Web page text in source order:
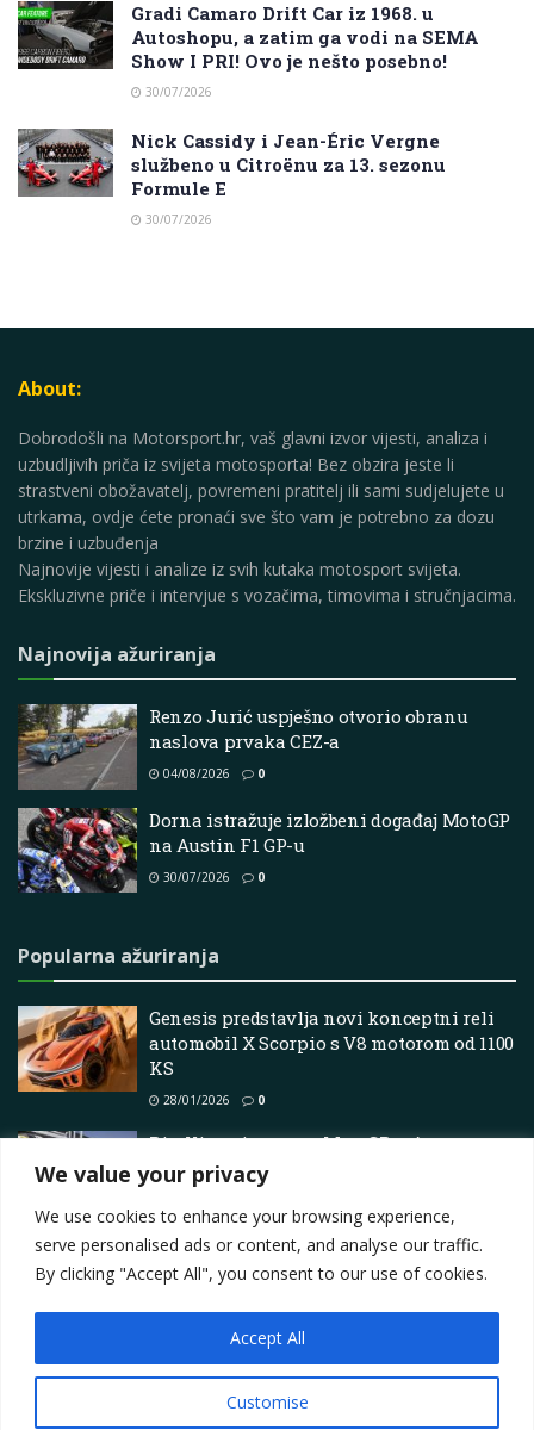
We value your privacy
We use cookies to enhance your browsing experience,
serve personalised ads or content, and analyse our traffic.
By clicking "Accept All", you consent to our use of cookies.
Customise
Accept All
Gradi Camaro Drift Car iz 1968. u
Autoshopu, a zatim ga vodi na SEMA
Show I PRI! Ovo je nešto posebno!
30/07/2026
Nick Cassidy i Jean-Éric Vergne
službeno u Citroënu za 13. sezonu
Formule E
30/07/2026
About:
Dobrodošli na Motorsport.hr, vaš glavni izvor vijesti, analiza i
uzbudljivih priča iz svijeta motosporta! Bez obzira jeste li
strastveni obožavatelj, povremeni pratitelj ili sami sudjelujete u
utrkama, ovdje ćete pronaći sve što vam je potrebno za dozu
brzine i uzbuđenja
Najnovije vijesti i analize iz svih kutaka motosport svijeta.
Ekskluzivne priče i intervjue s vozačima, timovima i stručnjacima.
Najnovija ažuriranja
Renzo Jurić uspješno otvorio obranu
naslova prvaka CEZ-a
04/08/2026 0
Dorna istražuje izložbeni događaj MotoGP
na Austin F1 GP-u
30/07/2026 0
Popularna ažuriranja
Genesis predstavlja novi konceptni reli
automobil X Scorpio s V8 motorom od 1100
KS
28/01/2026 0
Pirelli testira gume MotoGP u Aragonu
uoči debija 2027.
Contact
Privacy Policy
Terms Marketing i oglašavanje